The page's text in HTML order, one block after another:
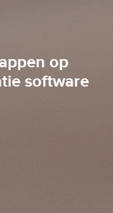
op
software